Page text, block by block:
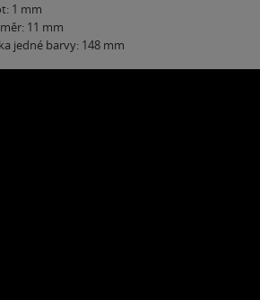
1 mm
11 mm
jedné barvy: 148 mm